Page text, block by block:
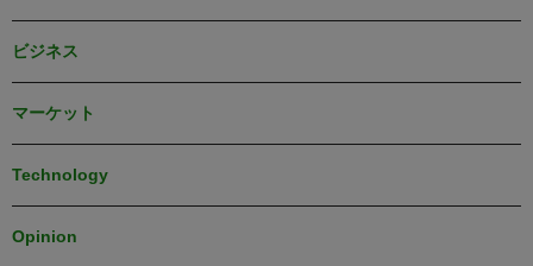
ビジネス
マーケット
Technology
Opinion